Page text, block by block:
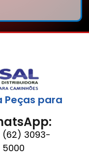
Peças para
(62) 3093-
5000